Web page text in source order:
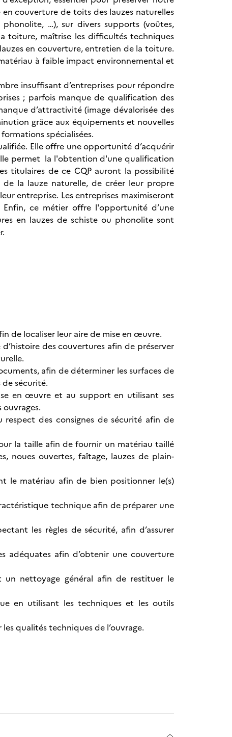
couverture de toits des lauzes naturelles
…), sur divers supports (voûtes,
toiture, maîtrise les difficultés techniques
en couverture, entretien de la toiture.
à faible impact environnemental et
insuffisant d’entreprises pour répondre
; parfois manque de qualification des
d’attractivité (image dévalorisée des
grâce aux équipements et nouvelles
spécialisées.
Elle offre une opportunité d’acquérir
permet la l'obtention d'une qualification
titulaires de ce CQP auront la possibilité
la lauze naturelle, de créer leur propre
entreprise. Les entreprises maximiseront
Enfin, ce métier offre l'opportunité d’une
en lauzes de schiste ou phonolite sont
de localiser leur aire de mise en œuvre.
des couvertures afin de préserver
afin de déterminer les surfaces de
sécurité.
en œuvre et au support en utilisant ses
des consignes de sécurité afin de
la taille afin de fournir un matériau taillé
noues ouvertes, faîtage, lauzes de plain-
le matériau afin de bien positionner le(s)
technique afin de préparer une
les règles de sécurité, afin d’assurer
adéquates afin d’obtenir une couverture
nettoyage général afin de restituer le
en utilisant les techniques et les outils
qualités techniques de l’ouvrage.